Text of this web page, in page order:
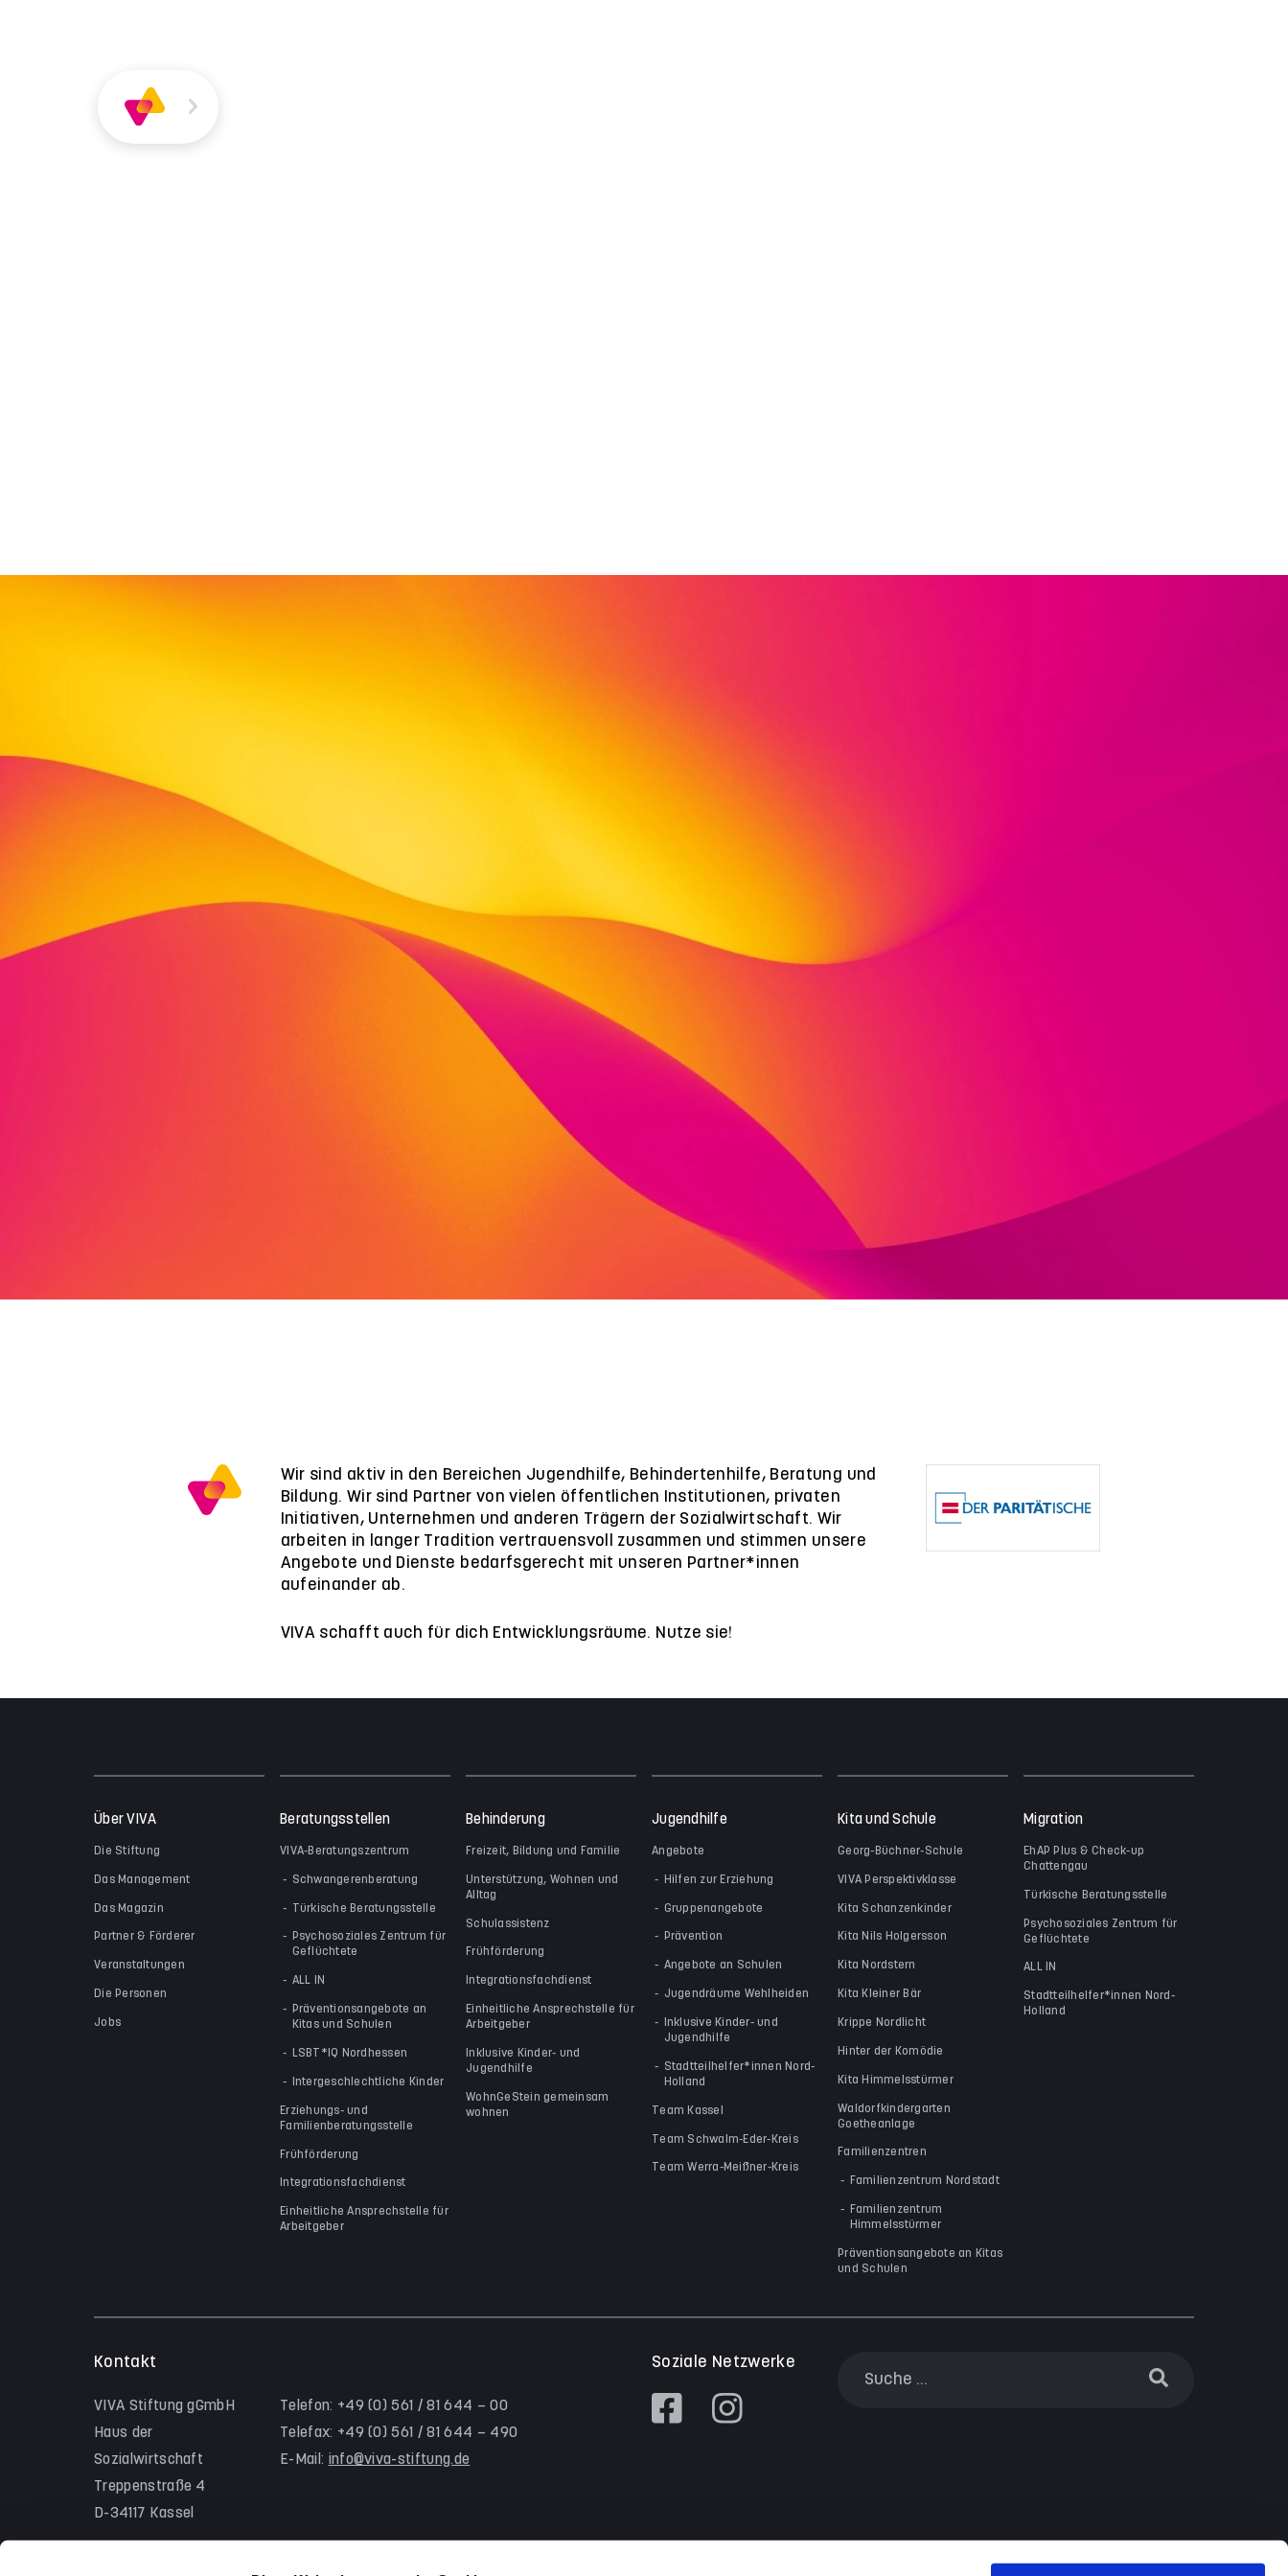
Über
VIVA
Fritzlarer Str. 26
34281 Gudensberg
Deutschland
fon: 05603 9489938
mobil: 0162 2048235
Wir sind aktiv in den Bereichen Jugendhilfe, Behindertenhilfe, Beratung und
Bildung. Wir sind Partner von vielen öffentlichen Institutionen, privaten
Initiativen, Unternehmen und anderen Trägern der Sozialwirtschaft. Wir
arbeiten in langer Tradition vertrauensvoll zusammen und stimmen unsere
Angebote und Dienste bedarfsgerecht mit unseren Partner*innen
aufeinander ab.
VIVA schafft auch für dich Entwicklungsräume. Nutze sie!
Über VIVA
Die Stiftung
Das Management
Das Magazin
Partner & Förderer
Veranstaltungen
Die Personen
Jobs
Beratungsstellen
VIVA-Beratungszentrum
Schwangerenberatung
Türkische Beratungsstelle
Psychosoziales Zentrum für
Geflüchtete
ALL IN
Präventionsangebote an
Kitas und Schulen
LSBT*IQ Nordhessen
Intergeschlechtliche Kinder
Erziehungs- und
Familienberatungsstelle
Frühförderung
Integrationsfachdienst
Einheitliche Ansprechstelle für
Arbeitgeber
Behinderung
Freizeit, Bildung und Familie
Unterstützung, Wohnen und
Alltag
Schulassistenz
Frühförderung
Integrationsfachdienst
Einheitliche Ansprechstelle für
Arbeitgeber
Inklusive Kinder- und
Jugendhilfe
WohnGeStein gemeinsam
wohnen
Jugendhilfe
Angebote
Hilfen zur Erziehung
Gruppenangebote
Prävention
Angebote an Schulen
Jugendräume Wehlheiden
Inklusive Kinder- und
Jugendhilfe
Stadtteilhelfer*innen Nord-
Holland
Team Kassel
Team Schwalm-Eder-Kreis
Team Werra-Meißner-Kreis
Kita und Schule
Georg-Büchner-Schule
VIVA Perspektivklasse
Kita Schanzenkinder
Kita Nils Holgersson
Kita Nordstern
Kita Kleiner Bär
Krippe Nordlicht
Hinter der Komödie
Kita Himmelsstürmer
Waldorfkindergarten
Goetheanlage
Familienzentren
Familienzentrum Nordstadt
Familienzentrum
Himmelsstürmer
Präventionsangebote an Kitas
und Schulen
Migration
EhAP Plus & Check-up
Chattengau
Türkische Beratungsstelle
Psychosoziales Zentrum für
Geflüchtete
ALL IN
Stadtteilhelfer*innen Nord-
Holland
Kontakt
VIVA Stiftung gGmbH
Haus der
Sozialwirtschaft
Treppenstraße 4
D-34117 Kassel
Telefon: +49 (0) 561 / 81 644 – 00
Telefax: +49 (0) 561 / 81 644 – 490
E-Mail: info@viva-stiftung.de
Soziale Netzwerke